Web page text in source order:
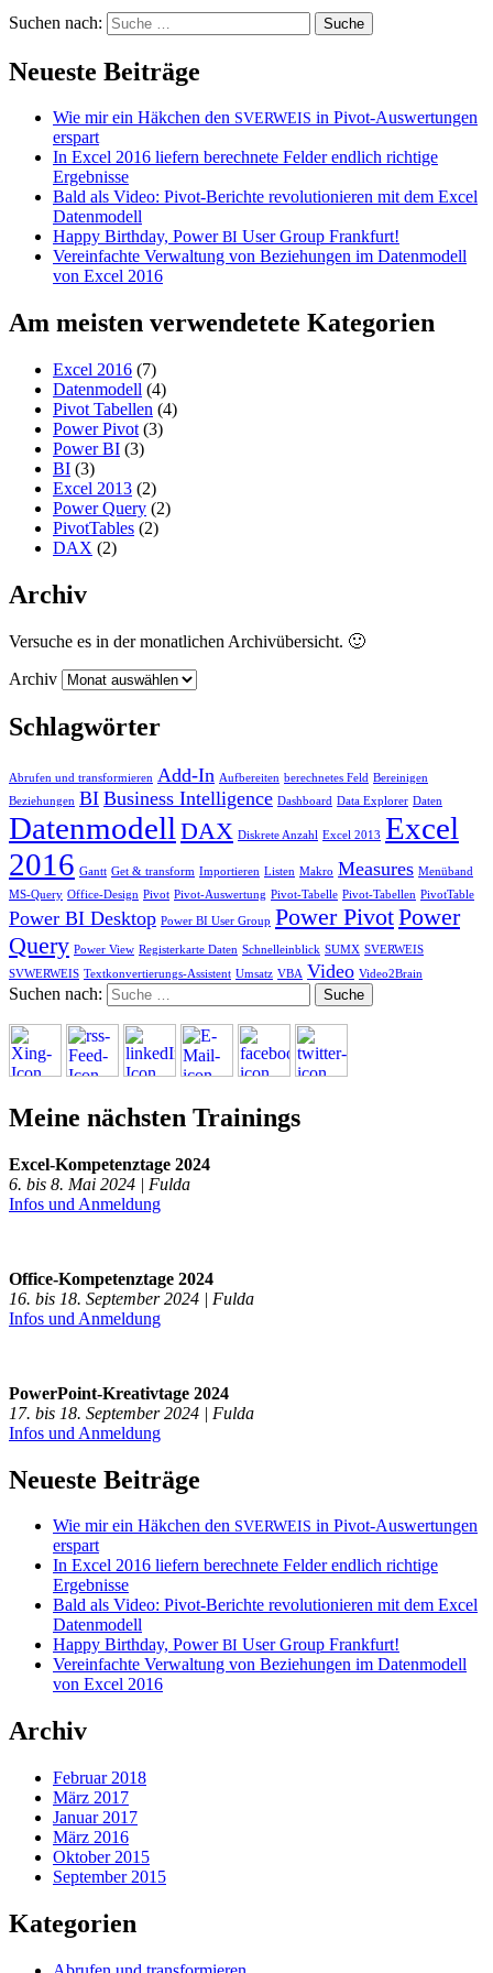
Suchen nach:
Neueste Beiträge
Wie mir ein Häkchen den SVERWEIS in Pivot-Auswertungen
erspart
In Excel 2016 liefern berechnete Felder endlich richtige
Ergebnisse
Bald als Video: Pivot-Berichte revolutionieren mit dem Excel
Datenmodell
Happy Birthday, PowerBI User Group Frankfurt!
Vereinfachte Verwaltung von Beziehungen im Datenmodell
von Excel 2016
Am meisten verwendetete Kategorien
Excel 2016 (7)
Datenmodell (4)
Pivot Tabellen (4)
Power Pivot (3)
Power BI (3)
BI (3)
Excel 2013 (2)
Power Query (2)
PivotTables (2)
DAX (2)
Archiv
Versuche es in der monatlichen Archivübersicht. 🙂
Archiv
Schlagwörter
Abrufen und transformieren Add-In Aufbereiten berechnetes Feld Bereinigen
Beziehungen BI Business Intelligence Dashboard Data Explorer Daten
Datenmodell DAX Diskrete Anzahl Excel 2013 Excel
2016 Gantt Get & transform Importieren Listen Makro Measures Menüband
MS-Query Office-Design Pivot Pivot-Auswertung Pivot-Tabelle Pivot-Tabellen PivotTable
Power BI Desktop Power BI User Group Power PivotPower
Query Power View Registerkarte Daten Schnelleinblick SUMX SVERWEIS
SVWERWEIS Textkonvertierungs-Assistent Umsatz VBA Video Video2Brain
Suchen nach:
Meine nächsten Trainings
Excel-Kompetenztage 2024
6. bis 8. Mai 2024 | Fulda
Infos und Anmeldung
Office-Kompetenztage 2024
16. bis 18. September 2024 | Fulda
Infos und Anmeldung
PowerPoint-Kreativtage 2024
17. bis 18. September 2024 | Fulda
Infos und Anmeldung
Neueste Beiträge
Wie mir ein Häkchen den SVERWEIS in Pivot-Auswertungen
erspart
In Excel 2016 liefern berechnete Felder endlich richtige
Ergebnisse
Bald als Video: Pivot-Berichte revolutionieren mit dem Excel
Datenmodell
Happy Birthday, PowerBI User Group Frankfurt!
Vereinfachte Verwaltung von Beziehungen im Datenmodell
von Excel 2016
Archiv
Februar 2018
März 2017
Januar 2017
März 2016
Oktober 2015
September 2015
Kategorien